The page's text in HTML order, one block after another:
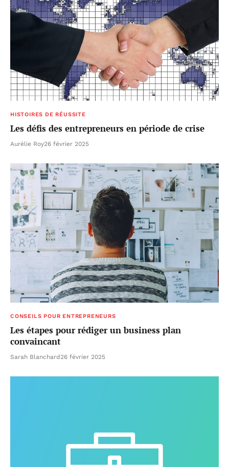
HISTOIRES DE RÉUSSITE
Les défis des entrepreneurs en période de crise
Aurélie Roy26 février 2025
CONSEILS POUR ENTREPRENEURS
Les étapes pour rédiger un business plan
convaincant
Sarah Blanchard 26 février 2025